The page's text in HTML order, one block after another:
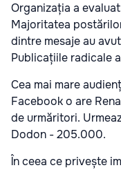
Organizația a
Majoritatea
dintre mesaje au
Publicațiile radicale
Cea mai mare
Facebook o are
de urmăritori.
Dodon - 205.000.
În ceea ce privește